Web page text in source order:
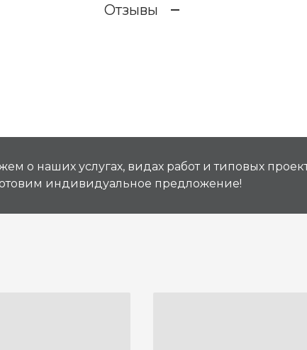
Отзывы
о наших услугах, видах работ и типовых
индивидуальное предложение!